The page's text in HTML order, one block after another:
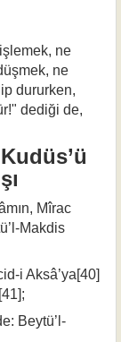
ne
ne
dururken,
dediği de,
Mîrac
Makdis
i Aksâ’ya[40]
Beytü’l-